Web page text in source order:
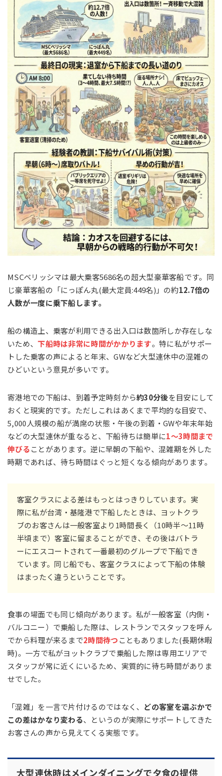
MSCベリッシマは最大乗客5686名の超大型豪華客船です。同
じ豪華客船の「にっぽん丸(最大定員:449名)」の約12.7倍の
人数が一度に乗下船します。
船の構造上、乗客が利用できる出入口は数箇所しか存在しな
いため、下船時は非常に時間がかかります。特に私がサポー
トした乗客の声によると年末、GWなど大型連休中の混雑の
ひどいという意見が多いです。
寄港地での下船は、到着予定時刻から約30分後を目安にして
おくと現実的です。ただしこれはあくまで平均的な目安で、
5,000人規模の船が満席の状態・午後の到着・GWや年末年始
などの大型連休が重なると、下船待ちは簡単に1〜3時間まで
伸びることがあります。逆に早朝の下船や、混雑期を外した
時期であれば、待ち時間はぐっと短くなる傾向があります。
客室クラスによる差はもっとはっきりしています。実
際に私が台湾・基隆港で下船したときは、ヨットクラ
ブのお客さんは一般客室より1時間長く（10時半〜11時
半頃まで）客室に留まることができ、その後はバトラ
ーにエスコートされて一番最初のグループで下船でき
ています。同じ船でも、客室クラスによって下船の体験
はまったく違うということです。
食事の場面でも同じ傾向があります。私が一般客室（内側・
バルコニー）で乗船した際は、レストランでスタッフを呼ん
でから料理が来るまで2時間待つこともありました(長期休暇
時)。一方で私がヨットクラブで乗船した際は専用エリアで
スタッフが常に近くにいるため、実質的に待ち時間がありま
せでした。
「混雑」を一言で片付けるのではなく、 どの客室を選ぶかで
この差はかなり変わる、というのが実際にサポートしてきた
お客さんの声から見えてくる実態です。
大型連休時はメインダイニングで夕食の提供